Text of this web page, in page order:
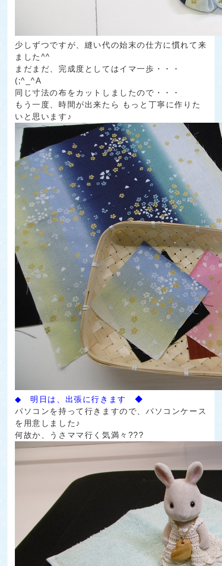
少しずつですが、縫い代の始末の仕方に慣れて来
ました^^
まだまだ、完成度としてはイマ一歩・・・
(;^_^A
同じ寸法の布をカットしましたので・・・
もう一度、時間が出来たら もっと丁寧に作りた
いと思います♪
◆ 明日は、出張に行きます ◆
パソコンを持って行きますので、パソコンケース
を用意しました♪
何故か、うさママ行く気満々???